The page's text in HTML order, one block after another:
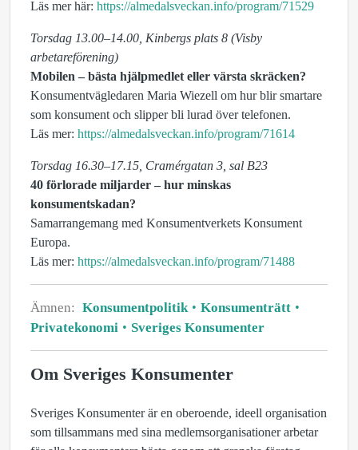
Läs mer här: https://almedalsveckan.info/program/71529
Torsdag 13.00–14.00, Kinbergs plats 8 (Visby
arbetareförening)
Mobilen – bästa hjälpmedlet eller värsta skräcken?
Konsumentvägledaren Maria Wiezell om hur blir smartare
som konsument och slipper bli lurad över telefonen.
Läs mer: https://almedalsveckan.info/program/71614
Torsdag 16.30–17.15, Cramérgatan 3, sal B23
40 förlorade miljarder – hur minskas
konsumentskadan?
Samarrangemang med Konsumentverkets Konsument
Europa.
Läs mer: https://almedalsveckan.info/program/71488
Ämnen: Konsumentpolitik
Konsumenträtt
Privatekonomi
Sveriges Konsumenter
Om Sveriges Konsumenter
Sveriges Konsumenter är en oberoende, ideell organisation
som tillsammans med sina medlemsorganisationer arbetar